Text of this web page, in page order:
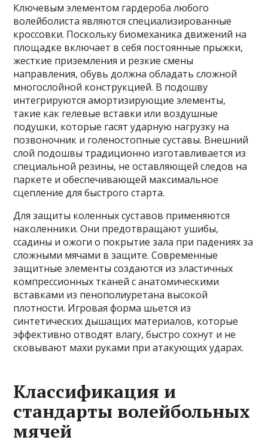
Ключевым элементом гардероба любого
волейболиста являются специализированные
кроссовки. Поскольку биомеханика движений на
площадке включает в себя постоянные прыжки,
жесткие приземления и резкие смены
направления, обувь должна обладать сложной
многослойной конструкцией. В подошву
интегрируются амортизирующие элементы,
такие как гелевые вставки или воздушные
подушки, которые гасят ударную нагрузку на
позвоночник и голеностопные суставы. Внешний
слой подошвы традиционно изготавливается из
специальной резины, не оставляющей следов на
паркете и обеспечивающей максимальное
сцепление для быстрого старта.
Для защиты коленных суставов применяются
наколенники. Они предотвращают ушибы,
ссадины и ожоги о покрытие зала при падениях за
сложными мячами в защите. Современные
защитные элементы создаются из эластичных
компрессионных тканей с анатомическими
вставками из пенополиуретана высокой
плотности. Игровая форма шьется из
синтетических дышащих материалов, которые
эффективно отводят влагу, быстро сохнут и не
сковывают махи руками при атакующих ударах.
Классификация и
стандарты волейбольных
мячей